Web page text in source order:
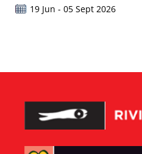
19 Jun - 05 Sept 2026